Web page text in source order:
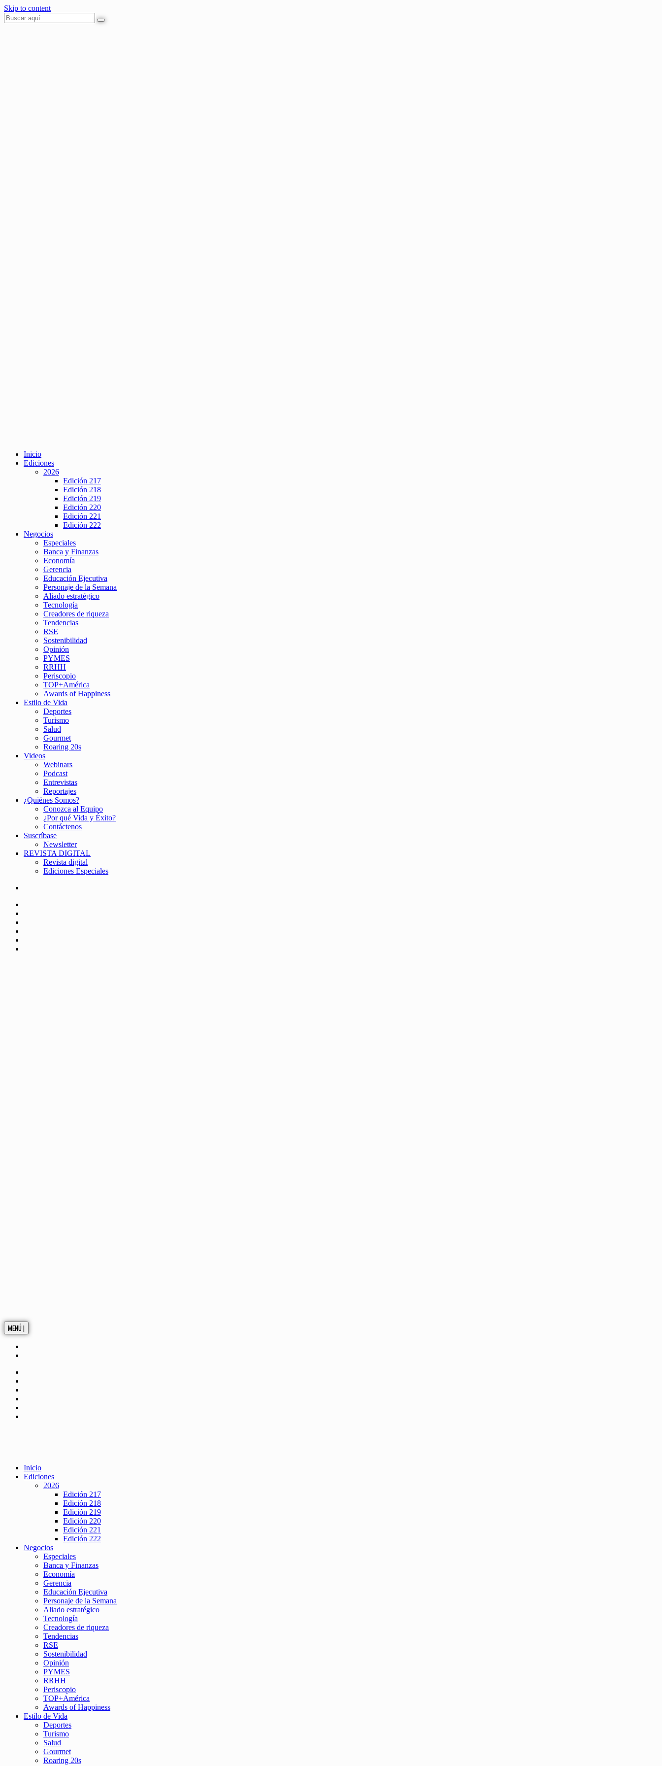
Skip to content
Inicio
Ediciones
2026
Edición 217
Edición 218
Edición 219
Edición 220
Edición 221
Edición 222
Negocios
Especiales
Banca y Finanzas
Economía
Gerencia
Educación Ejecutiva
Personaje de la Semana
Aliado estratégico
Tecnología
Creadores de riqueza
Tendencias
RSE
Sostenibilidad
Opinión
PYMES
RRHH
Periscopio
TOP+América
Awards of Happiness
Estilo de Vida
Deportes
Turismo
Salud
Gourmet
Roaring 20s
Videos
Webinars
Podcast
Entrevistas
Reportajes
¿Quiénes Somos?
Conozca al Equipo
¿Por qué Vida y Éxito?
Contáctenos
Suscríbase
Newsletter
REVISTA DIGITAL
Revista digital
Ediciones Especiales
MENÚ |
Inicio
Ediciones
2026
Edición 217
Edición 218
Edición 219
Edición 220
Edición 221
Edición 222
Negocios
Especiales
Banca y Finanzas
Economía
Gerencia
Educación Ejecutiva
Personaje de la Semana
Aliado estratégico
Tecnología
Creadores de riqueza
Tendencias
RSE
Sostenibilidad
Opinión
PYMES
RRHH
Periscopio
TOP+América
Awards of Happiness
Estilo de Vida
Deportes
Turismo
Salud
Gourmet
Roaring 20s